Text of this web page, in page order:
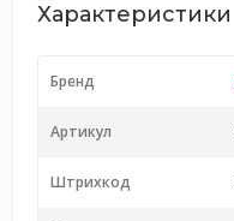
Характеристики
Бренд
Артикул
Штрихкод